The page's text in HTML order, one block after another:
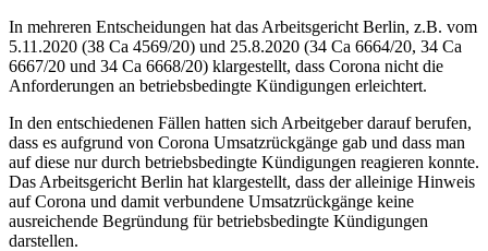
In mehreren Entscheidungen hat das Arbeitsgericht Berlin, z.B. vom
5.11.2020 (38 Ca 4569/20) und 25.8.2020 (34 Ca 6664/20, 34 Ca
6667/20 und 34 Ca 6668/20) klargestellt, dass Corona nicht die
Anforderungen an betriebsbedingte Kündigungen erleichtert.
In den entschiedenen Fällen hatten sich Arbeitgeber darauf berufen,
dass es aufgrund von Corona Umsatzrückgänge gab und dass man
auf diese nur durch betriebsbedingte Kündigungen reagieren konnte.
Das Arbeitsgericht Berlin hat klargestellt, dass der alleinige Hinweis
auf Corona und damit verbundene Umsatzrückgänge keine
ausreichende Begründung für betriebsbedingte Kündigungen
darstellen.